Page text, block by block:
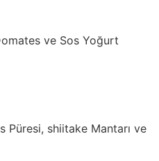
ve Sos Yoğurt
Püresi, shiitake Mantarı ve